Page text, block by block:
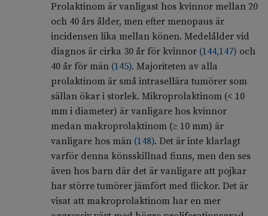
Prolaktinom är vanligast hos kvinnor mellan 20
och 40 års ålder, men efter menopaus är
incidensen lika mellan könen. Medelålder vid
diagnos är cirka 30 år för kvinnor (144,147) och
40 år för män (145). Majoriteten av alla
prolaktinom är små intrasellära tumörer som
sällan ökar i storlek. Mikroprolaktinom (< 10
mm i diameter) är vanligare hos kvinnor
medan makroprolaktinom (≥ 10 mm) är
vanligare hos män (148). Det är inte klarlagt
varför denna könsskillnad finns, men den ses
även hos barn där det är vanligare att pojkar
har större tumörer jämfört med flickor. Det är
visat att makroprolaktinom har en mer